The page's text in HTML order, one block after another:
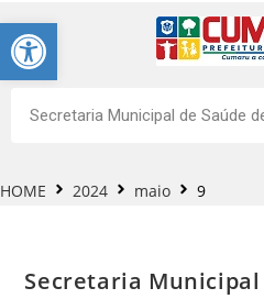
Barra de
HOME 2024 maio 9
Secretaria Municipal